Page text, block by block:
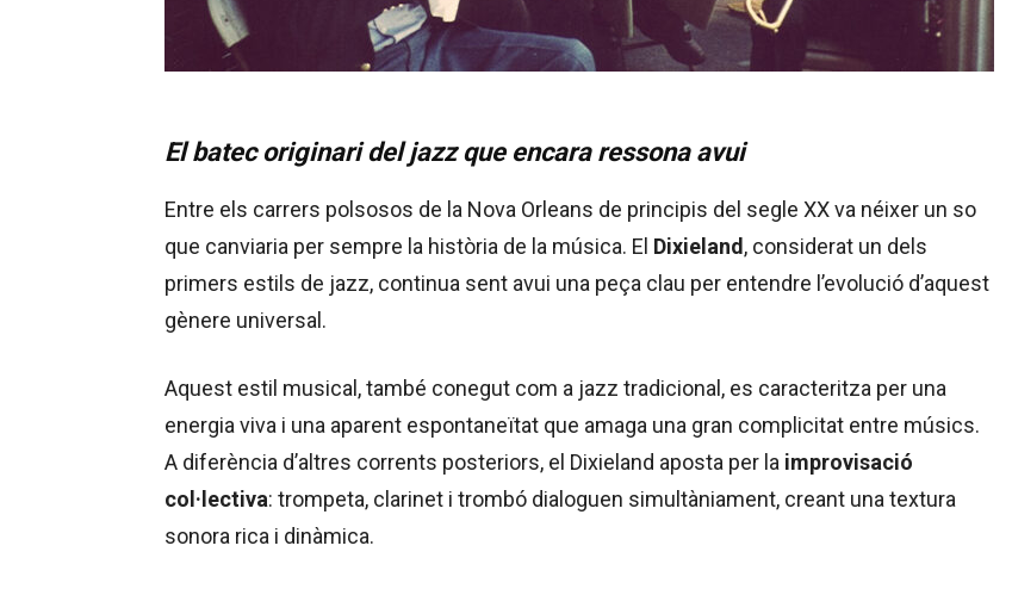
El batec originari del jazz que encara ressona avui
Entre els carrers polsosos de la Nova Orleans de principis del segle XX va néixer un so
que canviaria per sempre la història de la música. El Dixieland, considerat un dels
primers estils de jazz, continua sent avui una peça clau per entendre l’evolució d’aquest
gènere universal.
Aquest estil musical, també conegut com a jazz tradicional, es caracteritza per una
energia viva i una aparent espontaneïtat que amaga una gran complicitat entre músics.
A diferència d’altres corrents posteriors, el Dixieland aposta per la improvisació
col·lectiva: trompeta, clarinet i trombó dialoguen simultàniament, creant una textura
sonora rica i dinàmica.